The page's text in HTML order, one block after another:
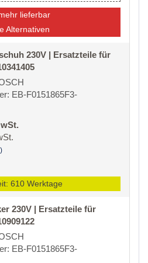
lieferbar
Alternativen
230V | Ersatzteile für
EB-F0151865F3-
610 Werktage
230V | Ersatzteile für
EB-F0151865F3-